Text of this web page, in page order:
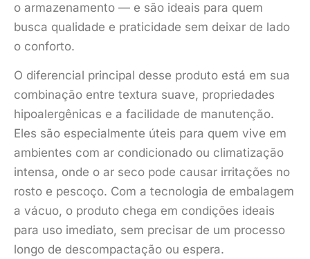
o armazenamento — e são ideais para quem
busca qualidade e praticidade sem deixar de lado
o conforto.
O diferencial principal desse produto está em sua
combinação entre textura suave, propriedades
hipoalergênicas e a facilidade de manutenção.
Eles são especialmente úteis para quem vive em
ambientes com ar condicionado ou climatização
intensa, onde o ar seco pode causar irritações no
rosto e pescoço. Com a tecnologia de embalagem
a vácuo, o produto chega em condições ideais
para uso imediato, sem precisar de um processo
longo de descompactação ou espera.